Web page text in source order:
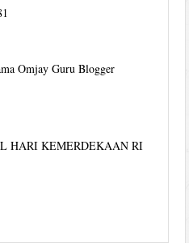
Omjay Guru Blogger
HARI KEMERDEKAAN RI